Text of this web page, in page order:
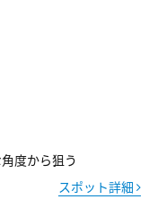
度から狙う
スポット詳細